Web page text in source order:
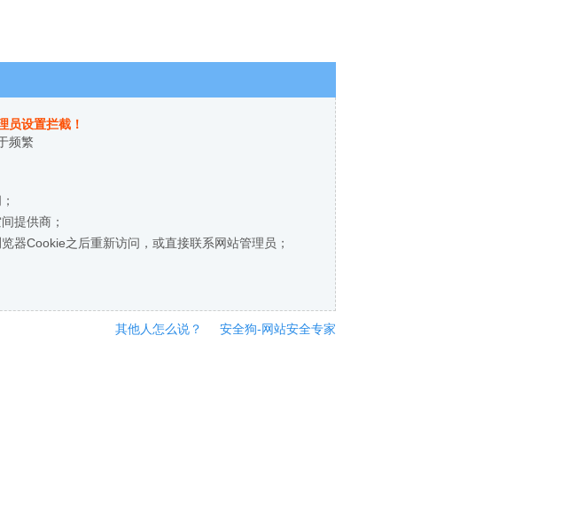
员设置拦截！
频繁
提供商；
器Cookie之后重新访问，或直接联系网站管理员；
其他人怎么说？ 安全狗-网站安全专家